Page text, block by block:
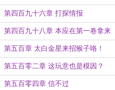
第四百九十六章 打探情报
第四百九十八章 本应在第一卷拿来
开局的线出现了
第五百章 太白金星来招猴子咯！
第五百零二章 这玩意也是模因？
第五百零四章 信不过